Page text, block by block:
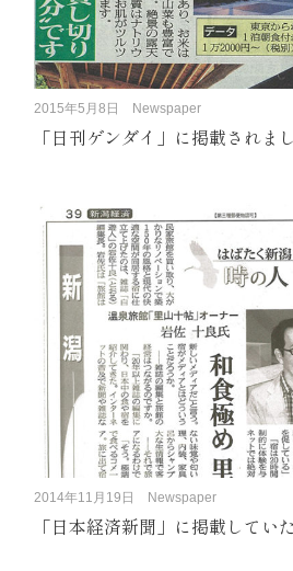
2015年5月8日 Newspaper
「日刊ゲンダイ」に掲載されま
2014年11月19日 Newspaper
「日本経済新聞」に掲載してい